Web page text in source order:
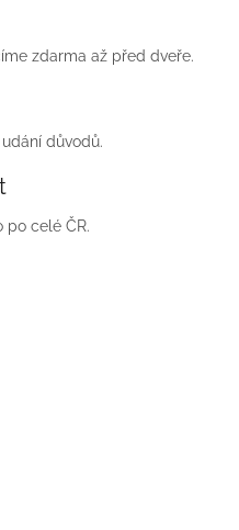
zdarma až před dveře.
důvodů.
po celé ČR.